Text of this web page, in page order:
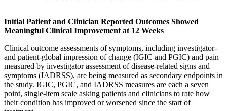
Initial Patient and Clinician Reported Outcomes Showed
Meaningful Clinical Improvement at 12 Weeks
Clinical outcome assessments of symptoms, including investigator-
and patient-global impression of change (IGIC and PGIC) and pain
measured by investigator assessment of disease-related signs and
symptoms (IADRSS), are being measured as secondary endpoints in
the study. IGIC, PGIC, and IADRSS measures are each a seven
point, single-item scale asking patients and clinicians to rate how
their condition has improved or worsened since the start of